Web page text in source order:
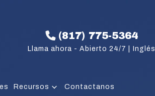
(817) 775-5364
Llama ahora - Abierto 24/7 | Inglés
Recursos Contactanos